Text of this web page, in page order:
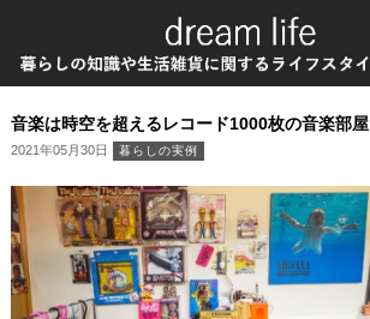
音楽は時空を超えるレコード1000枚の音楽部屋
2021年05月30日 暮らしの実例